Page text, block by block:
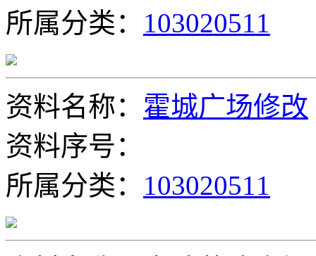
所属分类： 103020511
资料名称： 霍城广场修改
资料序号：
所属分类： 103020511